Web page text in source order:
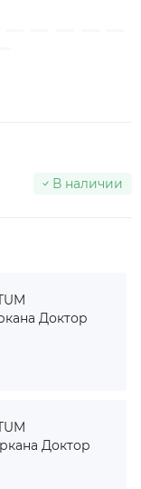
В наличии
Доктор
Доктор